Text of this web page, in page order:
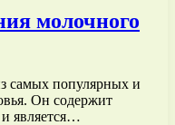
молочного
самых популярных и
Он содержит
является…